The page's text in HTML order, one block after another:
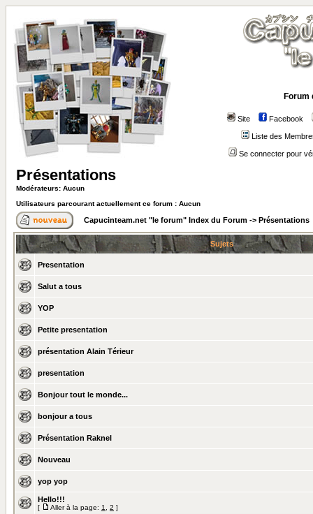
Forum
Site Facebook
Liste des
Se connecter pour
Présentations
Modérateurs: Aucun
Utilisateurs parcourant actuellement ce forum : Aucun
Capucinteam.net "le forum" Index du Forum -> Présentations
Sujets
Presentation
Salut a tous
YOP
Petite presentation
présentation Alain Térieur
presentation
Bonjour tout le monde...
bonjour a tous
Présentation Raknel
Nouveau
yop yop
Hello!!!
[ Aller à la page: 1 2 ]